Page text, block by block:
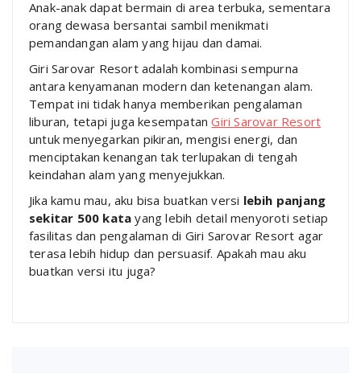
Anak-anak dapat bermain di area terbuka, sementara
orang dewasa bersantai sambil menikmati
pemandangan alam yang hijau dan damai.
Giri Sarovar Resort adalah kombinasi sempurna
antara kenyamanan modern dan ketenangan alam.
Tempat ini tidak hanya memberikan pengalaman
liburan, tetapi juga kesempatanGiri Sarovar Resort
untuk menyegarkan pikiran, mengisi energi, dan
menciptakan kenangan tak terlupakan di tengah
keindahan alam yang menyejukkan.
Jika kamu mau, aku bisa buatkan versi lebih panjang
sekitar 500 kata yang lebih detail menyoroti setiap
fasilitas dan pengalaman di Giri Sarovar Resort agar
terasa lebih hidup dan persuasif. Apakah mau aku
buatkan versi itu juga?